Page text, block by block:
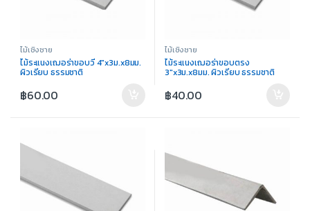
ไม้เชิงชาย
ไม้ระแนงเฌอร่าขอบวี 4″x3ม.x8มม.
ผิวเรียบ ธรรมชาติ
฿60.00
ไม้เชิงชาย
ไม้ระแนงเฌอร่าขอบตรง
3″x3ม.x8มม. ผิวเรียบ ธรรมชาติ
฿40.00